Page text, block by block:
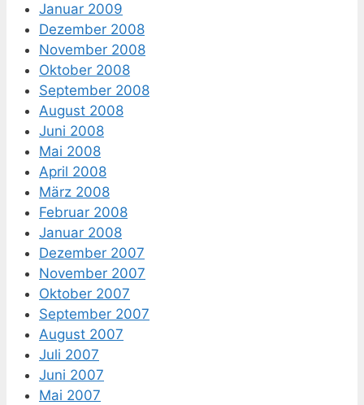
Januar 2009
Dezember 2008
November 2008
Oktober 2008
September 2008
August 2008
Juni 2008
Mai 2008
April 2008
März 2008
Februar 2008
Januar 2008
Dezember 2007
November 2007
Oktober 2007
September 2007
August 2007
Juli 2007
Juni 2007
Mai 2007